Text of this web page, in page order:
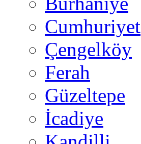
Cumhuriyet
Çengelköy
Ferah
Güzeltepe
İcadiye